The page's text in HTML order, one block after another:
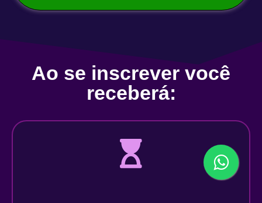
Ao se inscrever você
receberá: